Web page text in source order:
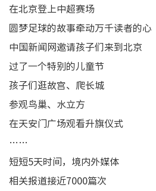
在北京登上中超赛场
圆梦足球的故事牵动万千读者的心
中国新闻网邀请孩子们来到北京
过了一个特别的儿童节
孩子们逛故宫、爬长城
参观鸟巢、水立方
在天安门广场观看升旗仪式
……
短短5天时间，境内外媒体
相关报道接近7000篇次